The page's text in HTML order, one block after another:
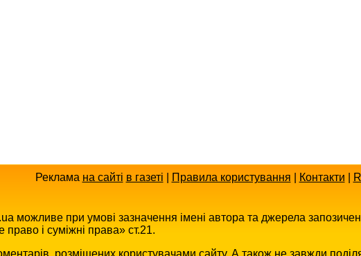
Реклама на сайті в газеті Правила користування Контакти
можливе при умові зазначення імені автора та джерела
і суміжні права» ст.21.
розміщених користувачами сайту. А також не завжди